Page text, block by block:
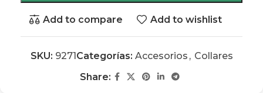
Add to compare Add to wishlist
SKU: 9271 Categorías: Accesorios , Collares
Share: